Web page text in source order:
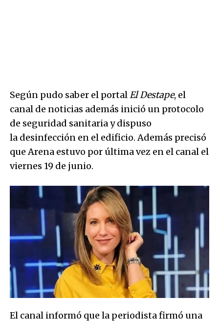
Según pudo saber el portalEl Destape, el
canal de noticias además inició un protocolo
de seguridad sanitaria y dispuso
la desinfección en el edificio. Además precisó
que Arena estuvo por última vez en el canal el
viernes 19 de junio.
El canal informó que la periodista firmó una